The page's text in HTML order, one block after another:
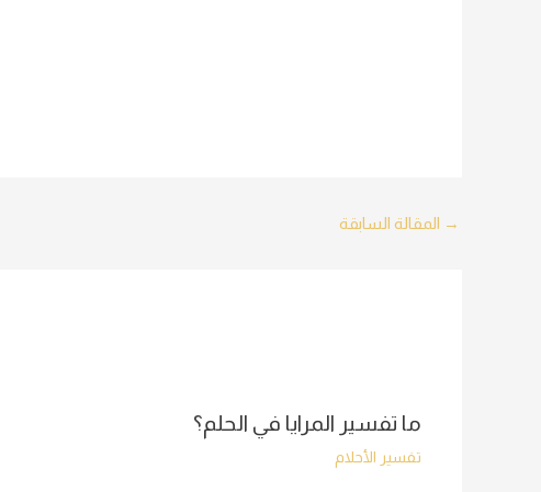
Post
→ المقالة السابقة
ما تفسير المرايا في الحلم؟
تفسير الأحلام